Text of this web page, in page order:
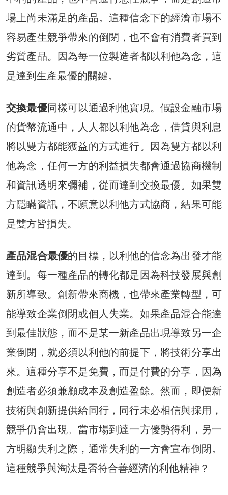
場上尚未滿足的產品。這種信念下的經濟市場不
容易產生競爭帶來的倒閉，也不會有消費者買到
劣質產品。因為每一位製造者都以利他為念，這
是達到生產最優的關鍵。
交換最優同樣可以通過利他實現。假設金融市場
的貨幣流通中，人人都以利他為念，借貸與利息
將以雙方都能獲益的方式進行。因為雙方都以利
他為念，任何一方的利益損失都會通過協商機制
和資訊透明來彌補，從而達到交換最優。如果雙
方隱瞞資訊，不願意以利他方式協商，結果可能
是雙方皆損失。
產品混合最優的目標，以利他的信念為出發才能
達到。每一種產品的轉化都是因為科技發展與創
新所導致。創新帶來商機，也帶來產業轉型，可
能導致企業倒閉或個人失業。如果產品混合能達
到最佳狀態，而不是某一新產品出現導致另一企
業倒閉，就必須以利他的前提下，將技術分享出
來。這種分享不是免費，而是付費的分享，因為
創造者必須兼顧成本及創造盈餘。然而，即便新
技術與創新提供給同行，同行未必相信與採用，
競爭仍會出現。當市場到達一方優勢得利，另一
方明顯失利之際，通常失利的一方會宣布倒閉。
這種競爭與淘汰是否符合善經濟的利他精神？